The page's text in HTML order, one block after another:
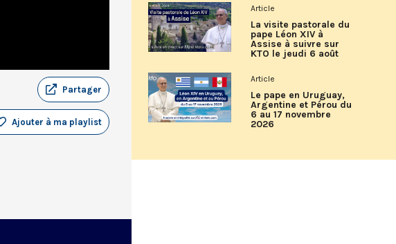
Partager
Ajouter à ma playlist
Article
La visite pastorale du
pape Léon XIV à
Assise à suivre sur
KTO le jeudi 6 août
Article
Le pape en Uruguay,
Argentine et Pérou du
6 au 17 novembre
2026